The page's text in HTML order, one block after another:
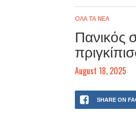
ΟΛΑ ΤΑ ΝΕΑ
Πανικός
August 18, 2025
SHARE ON